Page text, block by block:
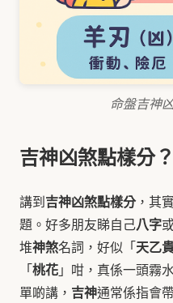
命盤吉神
吉神凶煞點樣分？
講到吉神凶煞點樣分，其
題。好多朋友睇自己八字
堆神煞名詞，好似「天乙
「桃花」咁，真係一頭霧
單啲講， 吉神通常係指會